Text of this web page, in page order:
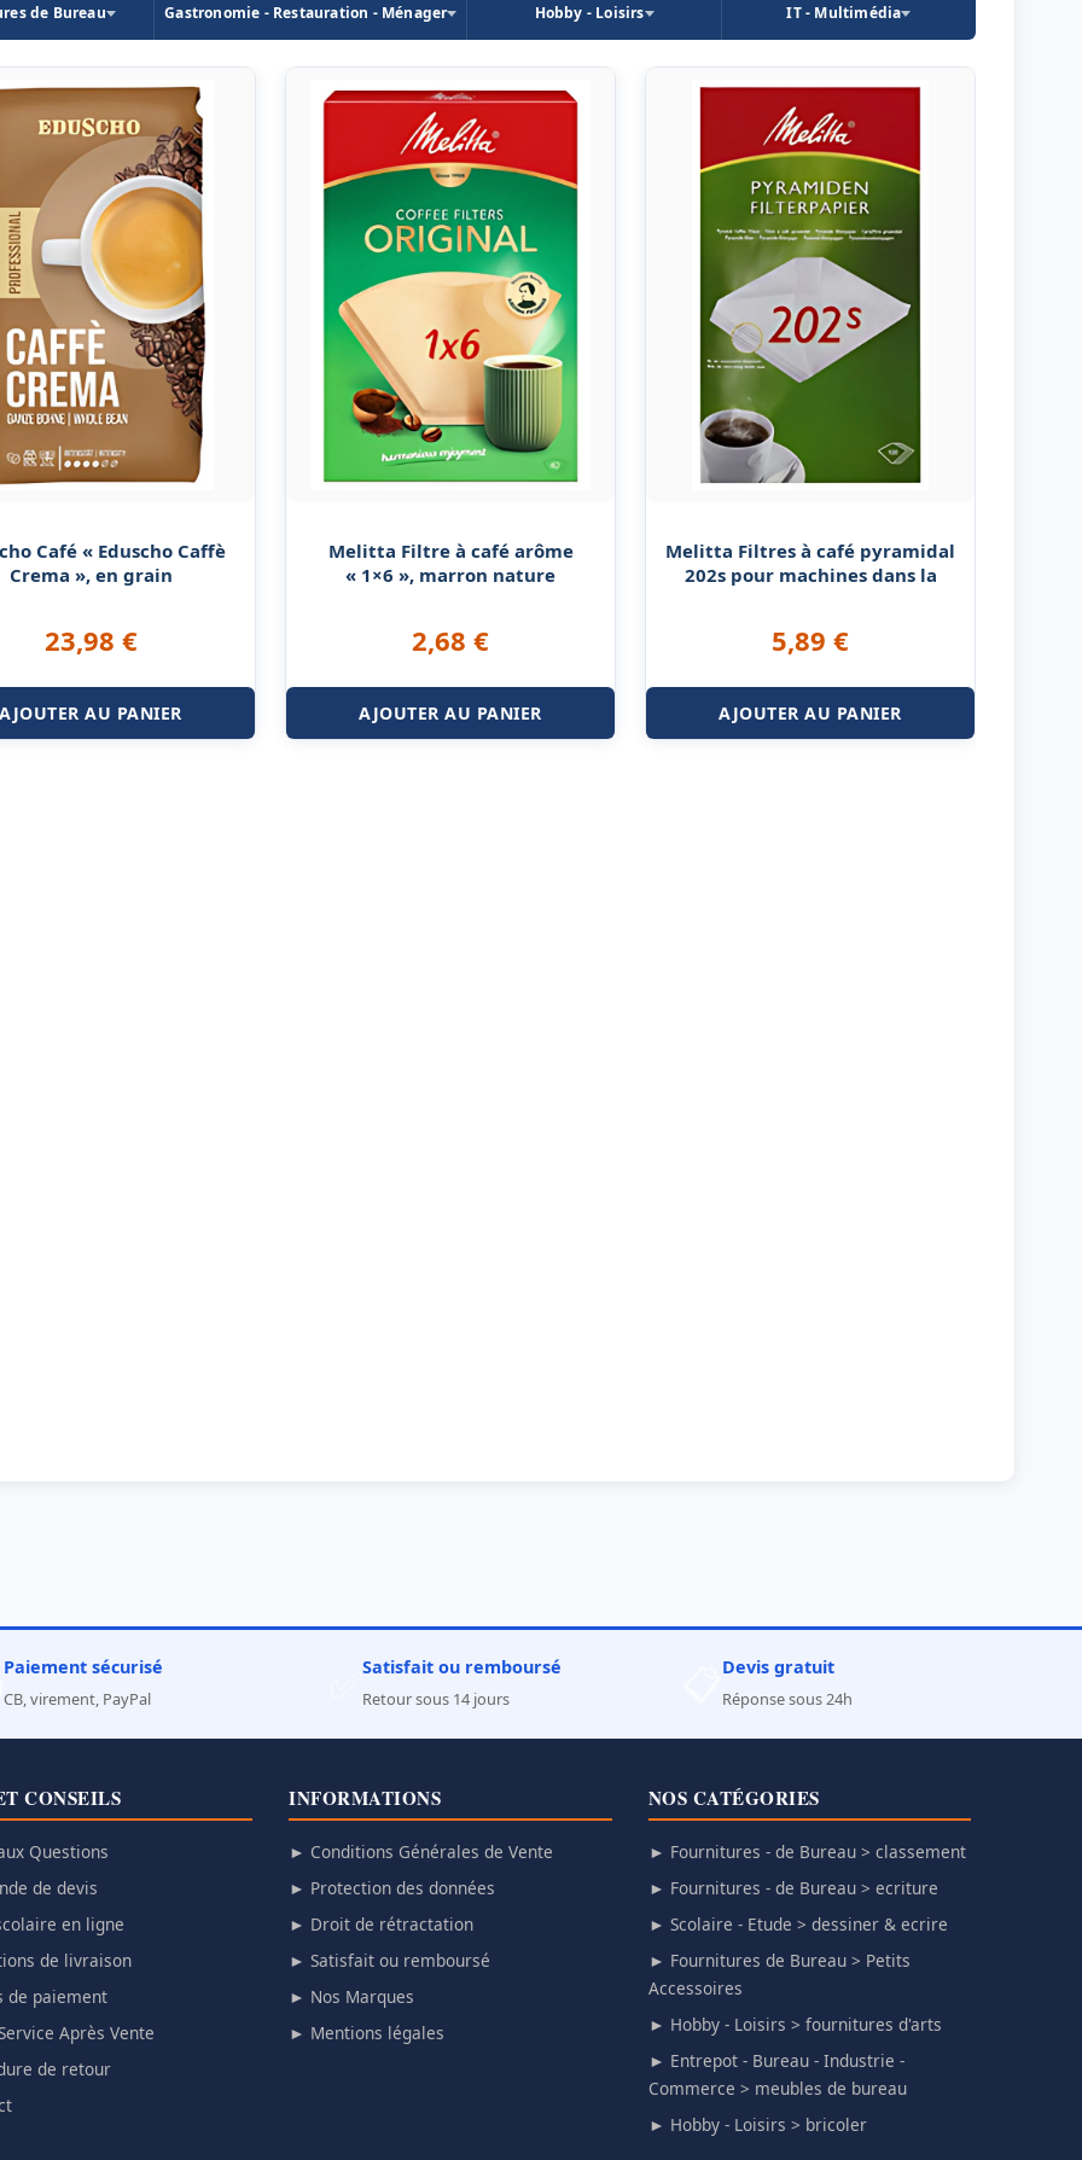
de Bureau Gastronomie - Restauration - Ménager Hobby - Loisirs IT - Multimédia
Café « Eduscho Caffè
Crema », en grain
23,98 €
AJOUTER AU PANIER
Melitta Filtre à café arôme
« 1×6 », marron nature
2,68 €
AJOUTER AU PANIER
Melitta Filtres à café pyramidal
202s pour machines dans la
5,89 €
AJOUTER AU PANIER
Paiement sécurisé
CB, virement, PayPal
Satisfait ou remboursé
Retour sous 14 jours
Devis gratuit
Réponse sous 24h
CONSEILS
Questions
de devis
en ligne
de livraison
de paiement
Après Vente
de retour
INFORMATIONS
► Conditions Générales de Vente
► Protection des données
► Droit de rétractation
► Satisfait ou remboursé
► Nos Marques
► Mentions légales
NOS CATÉGORIES
► Fournitures - de Bureau > classement
► Fournitures - de Bureau > ecriture
► Scolaire - Etude > dessiner & ecrire
► Fournitures de Bureau > Petits
Accessoires
► Hobby - Loisirs > fournitures d'arts
► Entrepot - Bureau - Industrie -
Commerce > meubles de bureau
► Hobby - Loisirs > bricoler